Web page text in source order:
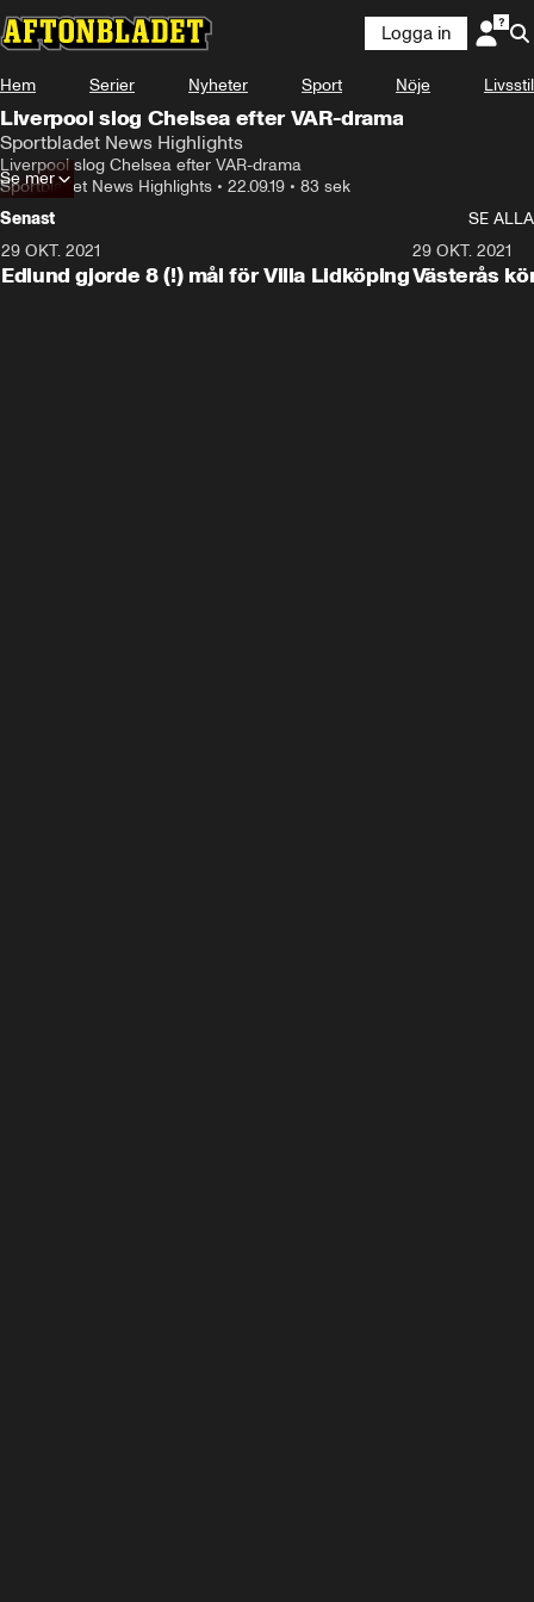
Logga in
Hem Serier Nyheter Sport Nöje Livsstil
Liverpool slog Chelsea efter VAR-drama
Sportbladet News Highlights
Liverpool slog Chelsea efter VAR-drama
Sportbladet News Highlights • 22.09.19 • 83 sek
Se mer
Senast
SE ALLA
29 OKT. 2021
Edlund gjorde 8 (!) mål för Villa Lidköping
29 OKT. 2021
Västerås